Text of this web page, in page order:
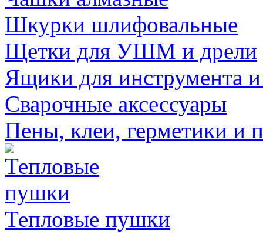
Шкурки шлифовальные
Щетки для УШМ и дрели
Ящики для инструмента
Сварочные аксессуары
Пены, клеи, герметики и
Тепловые пушки